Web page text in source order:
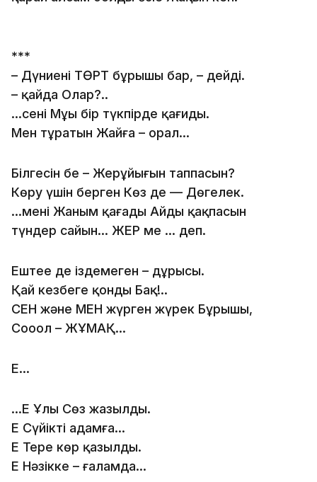
***
– Дүниенің ТӨРТ бұрышы бар, – дейді.
– қайда Олар?..
…сенің Мұңың бір түкпірде қаңғиды.
Мен тұратын Жайға – орал…
Білгесін бе – Жерұйығын таппасын?
Көру үшін берген Көз де — Дөңгелек.
…менің Жаным қағады Айдың қақпасын
түндер сайын… ЖЕР ме … деп.
Ештеңе де іздемеген – дұрысы.
Қай кезбеге қонды Бақ!..
СЕН және МЕН жүрген жүрек Бұрышы,
Сооол – ЖҰМАҚ…
Ең...
...Ең Ұлы Сөз жазылды.
Ең Сүйікті адамға...
Ең Терең көр қазылды.
Ең Нәзікке – ғаламда...